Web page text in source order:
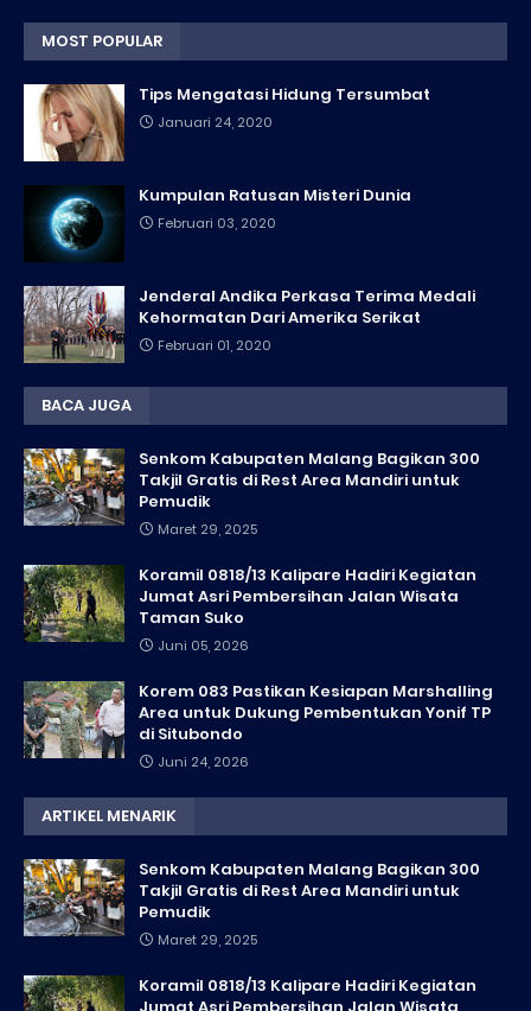
MOST POPULAR
Tips Mengatasi Hidung Tersumbat
Januari 24, 2020
Kumpulan Ratusan Misteri Dunia
Februari 03, 2020
Jenderal Andika Perkasa Terima Medali
Kehormatan Dari Amerika Serikat
Februari 01, 2020
BACA JUGA
Senkom Kabupaten Malang Bagikan 300
Takjil Gratis di Rest Area Mandiri untuk
Pemudik
Maret 29, 2025
Koramil 0818/13 Kalipare Hadiri Kegiatan
Jumat Asri Pembersihan Jalan Wisata
Taman Suko
Juni 05, 2026
Korem 083 Pastikan Kesiapan Marshalling
Area untuk Dukung Pembentukan Yonif TP
di Situbondo
Juni 24, 2026
ARTIKEL MENARIK
Senkom Kabupaten Malang Bagikan 300
Takjil Gratis di Rest Area Mandiri untuk
Pemudik
Maret 29, 2025
Koramil 0818/13 Kalipare Hadiri Kegiatan
Jumat Asri Pembersihan Jalan Wisata